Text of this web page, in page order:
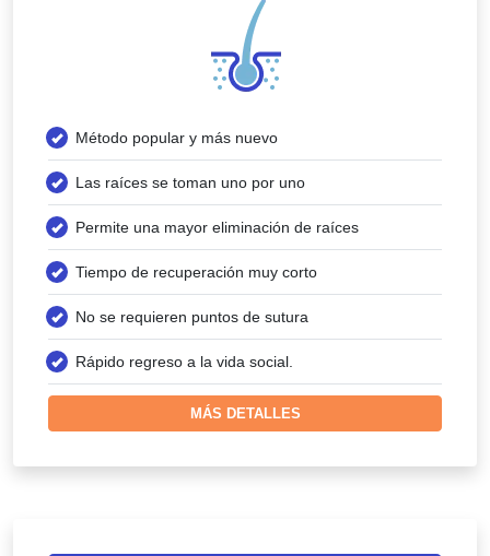
Método popular y más nuevo
Las raíces se toman uno por uno
Permite una mayor eliminación de raíces
Tiempo de recuperación muy corto
No se requieren puntos de sutura
Rápido regreso a la vida social.
MÁS DETALLES